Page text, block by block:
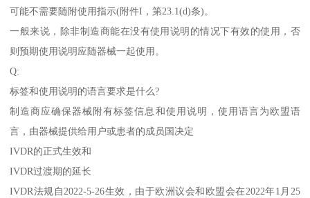
可能不需要随附使用指示(附件I，第23.1(d)条)。
一般来说，除非制造商能在没有使用说明的情况下有效的使用，否
则预期使用说明应随器械一起使用。
Q:
标签和使用说明的语言要求是什么?
制造商应确保器械附有标签信息和使用说明，使用语言为欧盟语
言，由器械提供给用户或患者的成员国决定
IVDR的正式生效和
IVDR过渡期的延长
IVDR法规自2022-5-26生效，由于欧洲议会和欧盟会在2022年1月25